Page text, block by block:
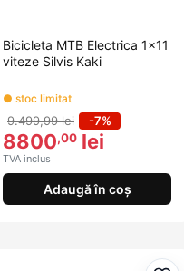
Bicicleta MTB Electrica 1x11
viteze Silvis Kaki
● stoc limitat
9.499,99 lei -7%
8800,00 lei
TVA inclus
Adaugă în coș